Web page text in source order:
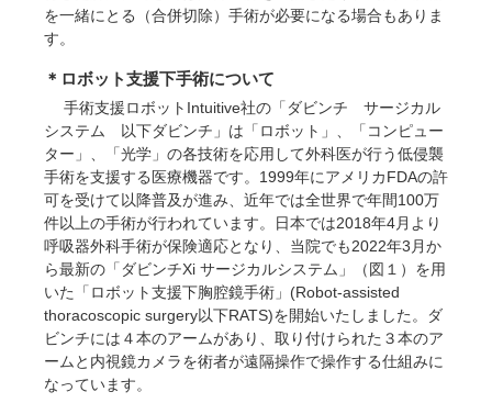
を一緒にとる（合併切除）手術が必要になる場合もありま
す。
＊ロボット支援下手術について
手術支援ロボットIntuitive社の「ダビンチ サージカル
システム 以下ダビンチ」は「ロボット」、「コンピュー
ター」、「光学」の各技術を応用して外科医が行う低侵襲
手術を支援する医療機器です。1999年にアメリカFDAの許
可を受けて以降普及が進み、近年では全世界で年間100万
件以上の手術が行われています。日本では2018年4月より
呼吸器外科手術が保険適応となり、当院でも2022年3月か
ら最新の「ダビンチXi サージカルシステム」（図１）を用
いた「ロボット支援下胸腔鏡手術」(Robot-assisted
thoracoscopic surgery以下RATS)を開始いたしました。ダ
ビンチには４本のアームがあり、取り付けられた３本のア
ームと内視鏡カメラを術者が遠隔操作で操作する仕組みに
なっています。